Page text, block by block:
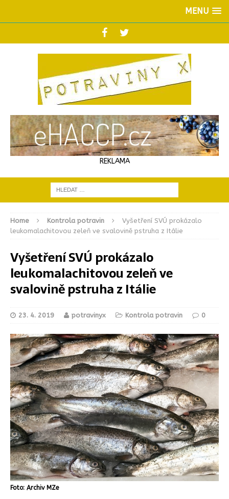
MENU
REKLAMA
Home Kontrola potravin
Vyšetření SVÚ prokázalo
leukomalachitovou zeleň ve svalovině pstruha z Itálie
Vyšetření SVÚ prokázalo
leukomalachitovou zeleň ve
svalovině pstruha z Itálie
23. 4. 2019 potravinyx Kontrola potravin 0
Foto: Archiv MZe